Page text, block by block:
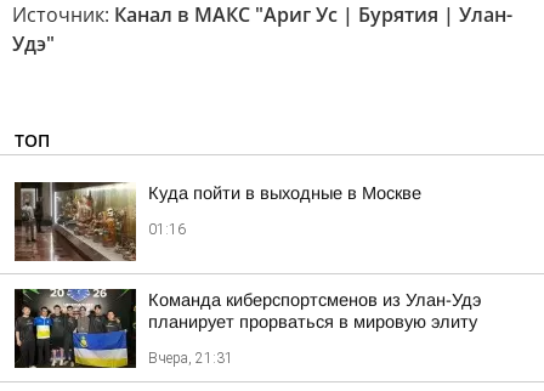
Источник: Канал в МАКС "Ариг Ус | Бурятия | Улан-
Удэ"
ТОП
Куда пойти в выходные в Москве
01:16
Команда киберспортсменов из Улан-Удэ
планирует прорваться в мировую элиту
Вчера, 21:31